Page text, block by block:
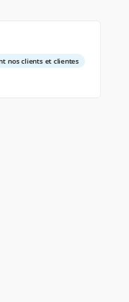
nos clients et clientes